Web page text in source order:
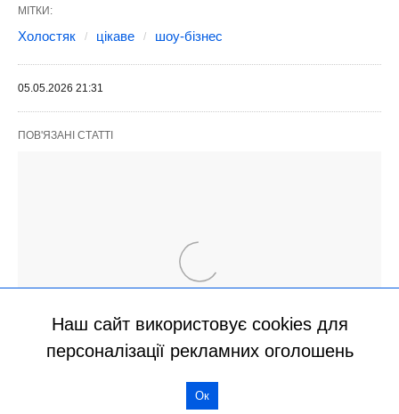
Наш сайт використовує cookies для
персоналізації рекламних оголошень
Ок